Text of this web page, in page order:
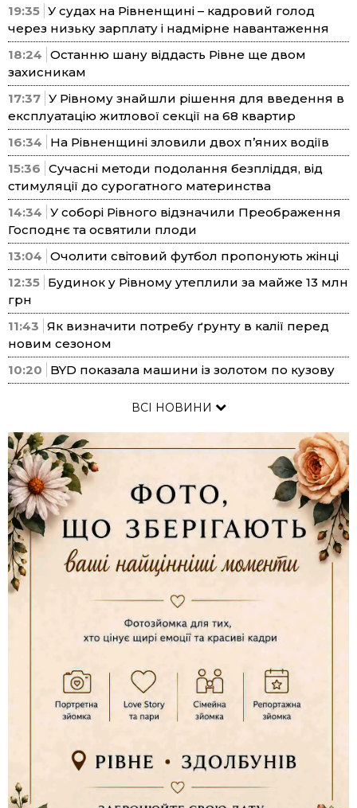
19:35 У судах на Рівненщині – кадровий голод
через низьку зарплату і надмірне навантаження
18:24 Останню шану віддасть Рівне ще двом
захисникам
17:37 У Рівному знайшли рішення для введення в
експлуатацію житлової секції на 68 квартир
16:34
На Рівненщині зловили двох п’яних водіїв
15:36 Сучасні методи подолання безпліддя, від
стимуляції до сурогатного материнства
14:34 У соборі Рівного відзначили Преображення
Господнє та освятили плоди
13:04 Очолити світовий футбол пропонують жінці
12:35 Будинок у Рівному утеплили за майже 13 млн
грн
11:43 Як визначити потребу ґрунту в калії перед
новим сезоном
10:20
BYD показала машини із золотом по кузову
ВСІ НОВИНИ